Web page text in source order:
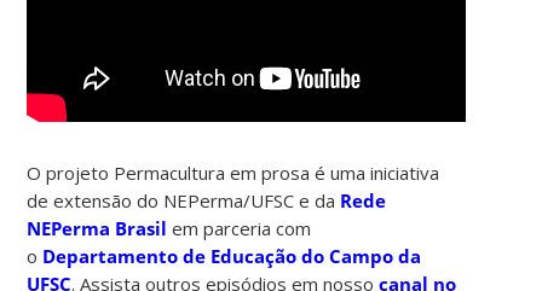
O projeto Permacultura em prosa é uma iniciativa
de extensão do NEPerma/UFSC e da Rede
NEPerma Brasil em parceria com
o Departamento de Educação do Campo da
UFSC. Assista outros episódios em nossocanal no